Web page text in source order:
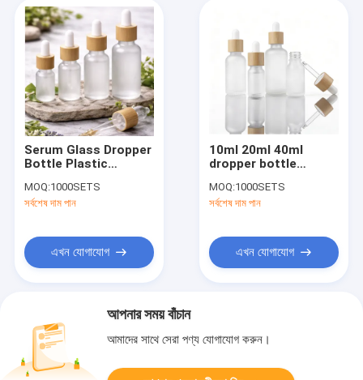
Serum Glass Dropper
Bottle Plastic
Printing Packaging
for Essential Oils
MOQ:1000SETS
সর্বশেষ দাম পান
এখন যোগাযোগ
10ml 20ml 40ml
dropper bottle
container suitable
for precise
MOQ:1000SETS
সর্বশেষ দাম পান
এখন যোগাযোগ
আপনার সময় বাঁচান
আমাদের সাথে সেরা পণ্য যোগাযোগ করুন।